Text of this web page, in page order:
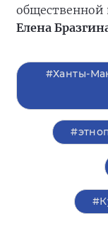
Елена
#Ханты-